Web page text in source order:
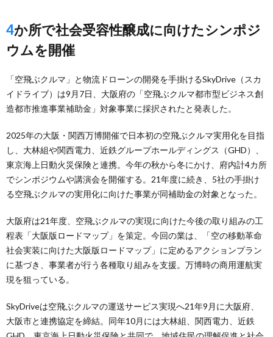
4か所で社会受容性醸成に向けたシンポジ
ウムを開催
「空飛ぶクルマ」と物流ドローンの開発を手掛けるSkyDrive（スカ
イドライブ）は9月7日、大阪府の「空飛ぶクルマ都市型ビジネス創
造都市推進事業補助金」対象事業に採択されたと発表した。
2025年の大阪・関西万博開催で日本初の空飛ぶクルマ実用化を目指
し、大林組や関西電力、近鉄グループホールディングス（GHD）、
東京海上日動火災保険と連携。今年の秋から冬にかけ、府内計4カ所
でシンポジウムや講演会を開催する。21年度に続き、5社の手掛け
る空飛ぶクルマの実用化に向けた事業が同補助金の対象となった。
大阪府は21年度、空飛ぶクルマの実現に向けた今後の取り組みの工
程表「大阪版ロードマップ」を策定。今回の業は、「空の移動革命
社会実装に向けた大阪版ロードマップ」に定めるアクションプラン
に基づき、事業者が行う各種取り組みを支援。万博時の商用運航実
現を狙っている。
SkyDriveは空飛ぶクルマの運送サービス実現へ21年9月に大阪府、
大阪市と連携協定を締結。同年10月には大林組、関西電力、近鉄